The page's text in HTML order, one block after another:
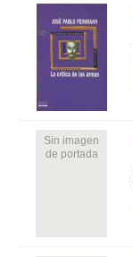
Sin imagen
de portada